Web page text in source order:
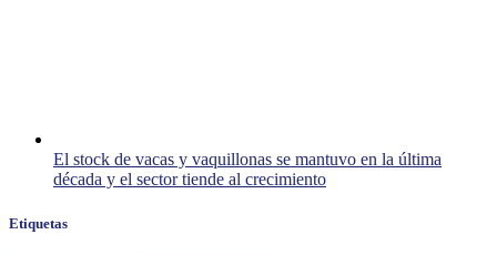
El stock de vacas y vaquillonas se mantuvo en la última
década y el sector tiende al crecimiento
Etiquetas